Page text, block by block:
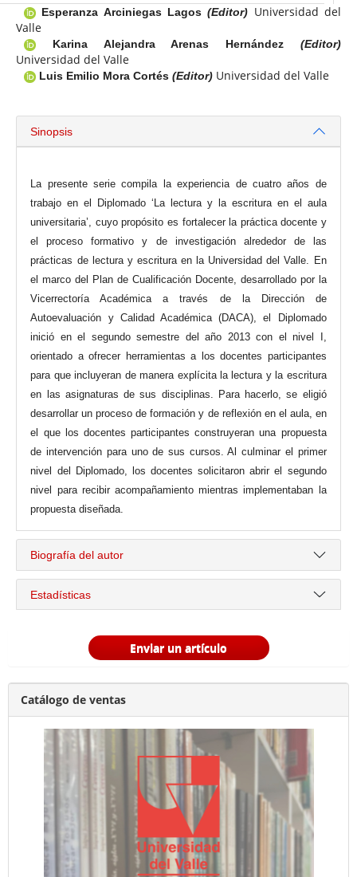
Esperanza Arciniegas Lagos(Editor) Universidad del
Valle
Karina Alejandra Arenas Hernández(Editor)
Universidad del Valle
Luis Emilio Mora Cortés (Editor) Universidad del Valle
Sinopsis
La presente serie compila la experiencia de cuatro años de
trabajo en el Diplomado ‘La lectura y la escritura en el aula
universitaria’, cuyo propósito es fortalecer la práctica docente y
el proceso formativo y de investigación alrededor de las
prácticas de lectura y escritura en la Universidad del Valle. En
el marco del Plan de Cualificación Docente, desarrollado por la
Vicerrectoría Académica a través de la Dirección de
Autoevaluación y Calidad Académica (DACA), el Diplomado
inició en el segundo semestre del año 2013 con el nivel I,
orientado a ofrecer herramientas a los docentes participantes
para que incluyeran de manera explícita la lectura y la escritura
en las asignaturas de sus disciplinas. Para hacerlo, se eligió
desarrollar un proceso de formación y de reflexión en el aula, en
el que los docentes participantes construyeran una propuesta
de intervención para uno de sus cursos. Al culminar el primer
nivel del Diplomado, los docentes solicitaron abrir el segundo
nivel para recibir acompañamiento mientras implementaban la
propuesta diseñada.
Biografía del autor
Estadísticas
Enviar un artículo
Catálogo de ventas